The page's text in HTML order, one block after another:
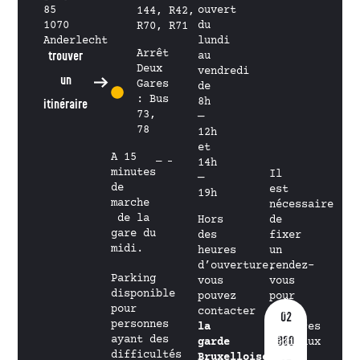
85
1070
Anderlecht
trouver
un
itinéraire
144, R42,
R70, R71
Arrêt
Deux
Gares
: Bus
73,
78
A 15
minutes
de
marche
de la
gare du
midi.
Parking
disponible
pour
personnes
ayant des
difficultés
ouvert
du
lundi
au
vendredi
de
8h
—
12h
et
14h
—
19h
Hors
des
heures
d’ouverture,
vous
pouvez
contacter
la
garde
02
880
Il
est
nécessaire
de
fixer
un
rendez-
vous
pour
les
services
médicaux